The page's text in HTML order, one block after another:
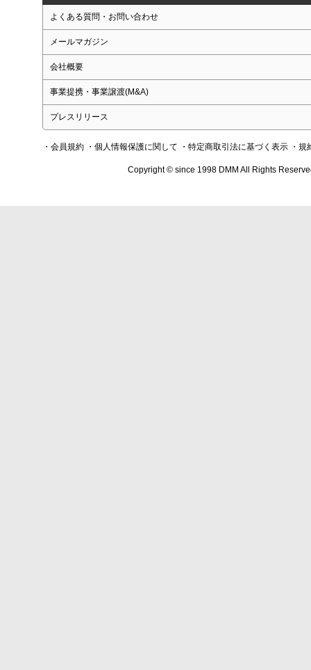
よくある質問・お問い合わせ
メールマガジン
会社概要
事業提携・事業譲渡(M&A)
プレスリリース
・会員規約 ・個人情報保護に関して ・特定商取引法に基づく表示 ・規
Copyright © since 1998 DMM All Rights